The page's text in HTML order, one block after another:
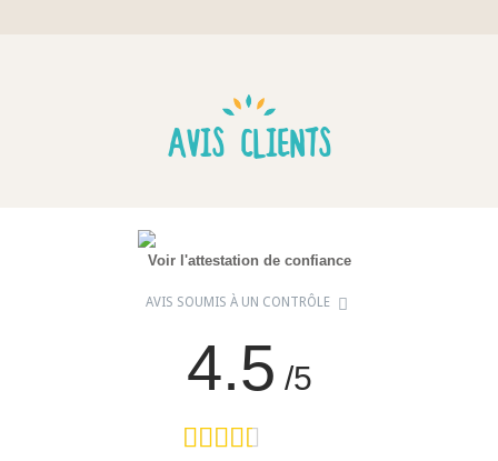
AVIS CLIENTS
Voir l'attestation de confiance
AVIS SOUMIS À UN CONTRÔLE
4.5 /5